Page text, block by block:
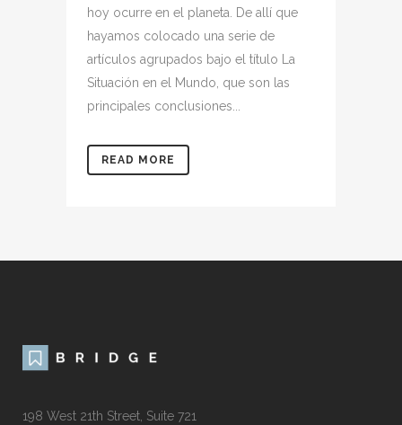
hoy ocurre en el planeta. De allí que
hayamos colocado una serie de
artículos agrupados bajo el título La
Situación en el Mundo, que son las
principales conclusiones...
READ MORE
198 West 21th Street, Suite 721